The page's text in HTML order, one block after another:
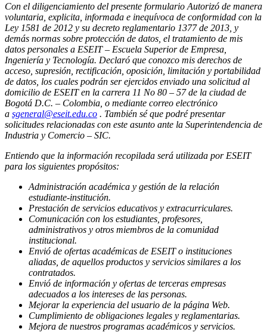
Con el diligenciamiento del presente formulario Autorizó de manera
voluntaria, explicita, informada e inequívoca de conformidad con la
Ley 1581 de 2012 y su decreto reglamentario 1377 de 2013, y
demás normas sobre protección de datos, el tratamiento de mis
datos personales a ESEIT – Escuela Superior de Empresa,
Ingeniería y Tecnología. Declaró que conozco mis derechos de
acceso, supresión, rectificación, oposición, limitación y portabilidad
de datos, los cuales podrán ser ejercidos enviado una solicitud al
domicilio de ESEIT en la carrera 11 No 80 – 57 de la ciudad de
Bogotá D.C. – Colombia, o mediante correo electrónico
a sgeneral@eseit.edu.co . También sé que podré presentar
solicitudes relacionadas con este asunto ante la Superintendencia de
Industria y Comercio – SIC.
Entiendo que la información recopilada será utilizada por ESEIT
para los siguientes propósitos:
Administración académica y gestión de la relación
estudiante-institución.
Prestación de servicios educativos y extracurriculares.
Comunicación con los estudiantes, profesores,
administrativos y otros miembros de la comunidad
institucional.
Envió de ofertas académicas de ESEIT o instituciones
aliadas, de aquellos productos y servicios similares a los
contratados.
Envió de información y ofertas de terceras empresas
adecuados a los intereses de las personas.
Mejorar la experiencia del usuario de la página Web.
Cumplimiento de obligaciones legales y reglamentarias.
Mejora de nuestros programas académicos y servicios.